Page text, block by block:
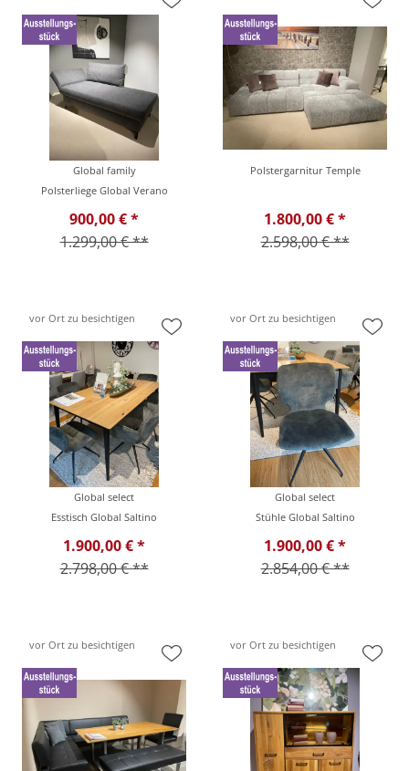
Global family
Polsterliege Global Verano
900,00 € *
1.299,00 € **
Polstergarnitur Temple
1.800,00 € *
2.598,00 € **
vor Ort zu besichtigen
Global select
Esstisch Global Saltino
1.900,00 € *
2.798,00 € **
vor Ort zu besichtigen
Global select
Stühle Global Saltino
1.900,00 € *
2.854,00 € **
vor Ort zu besichtigen vor Ort zu besichtigen